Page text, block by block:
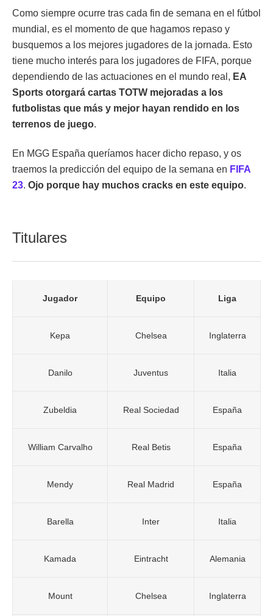
Como siempre ocurre tras cada fin de semana en el fútbol
mundial, es el momento de que hagamos repaso y
busquemos a los mejores jugadores de la jornada. Esto
tiene mucho interés para los jugadores de FIFA, porque
dependiendo de las actuaciones en el mundo real, EA
Sports otorgará cartas TOTW mejoradas a los
futbolistas que más y mejor hayan rendido en los
terrenos de juego.
En MGG España queríamos hacer dicho repaso, y os
traemos la predicción del equipo de la semana en FIFA
23. Ojo porque hay muchos cracks en este equipo.
Titulares
Jugador Equipo Liga
Kepa Chelsea Inglaterra
Danilo Juventus Italia
Zubeldia Real Sociedad España
William Carvalho Real Betis España
Mendy Real Madrid España
Barella Inter Italia
Kamada Eintracht Alemania
Mount Chelsea Inglaterra